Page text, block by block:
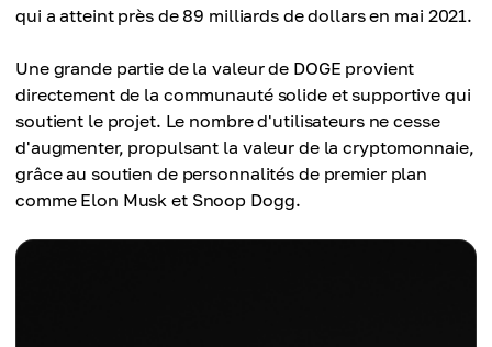
qui a atteint près de 89 milliards de dollars en mai 2021.
Une grande partie de la valeur de DOGE provient
directement de la communauté solide et supportive qui
soutient le projet. Le nombre d'utilisateurs ne cesse
d'augmenter, propulsant la valeur de la cryptomonnaie,
grâce au soutien de personnalités de premier plan
comme Elon Musk et Snoop Dogg.